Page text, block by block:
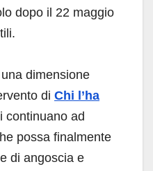
dopo il 22 maggio
dimensione
di Chi l’ha
continuano ad
possa finalmente
di angoscia e